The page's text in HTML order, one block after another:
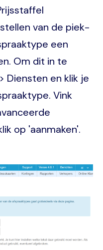
van de piek-
een
Om dit in te
Diensten en klik je
Vink
op 'aanmaken'.